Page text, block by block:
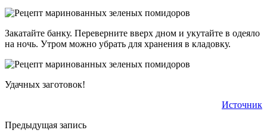
Закатайте банку. Переверните вверх дном и укутайте в одеяло
на ночь. Утром можно убрать для хранения в кладовку.
Удачных заготовок!
Источник
Предыдущая запись